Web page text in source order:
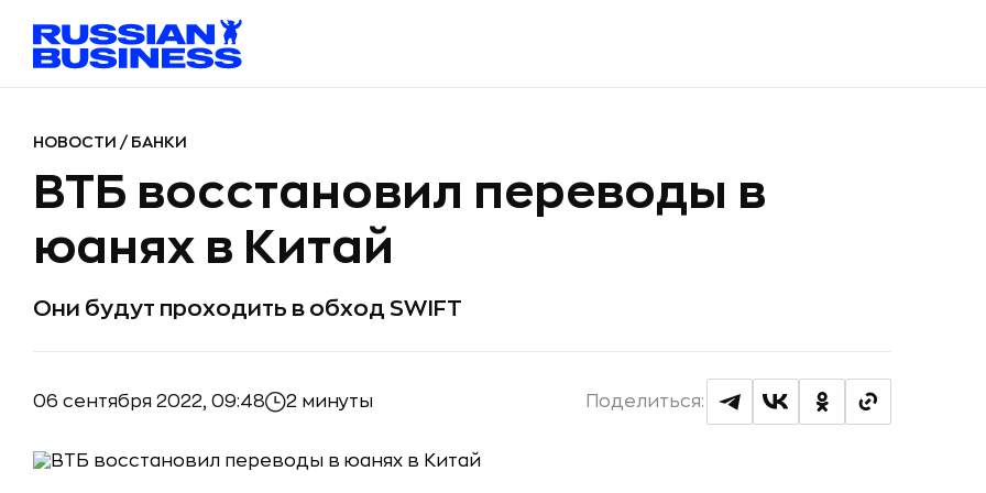
НОВОСТИ / БАНКИ
ВТБ восстановил переводы в
юанях в Китай
Они будут проходить в обход SWIFT
06 сентября 2022, 09:48 2 минуты Поделиться: